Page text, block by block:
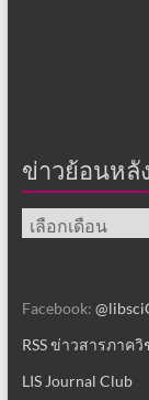
ข่าวย้อนหลั
ข่าว
ย้อน
Facebook:
RSS ข่าวสารภาควิ
LIS Journal Club